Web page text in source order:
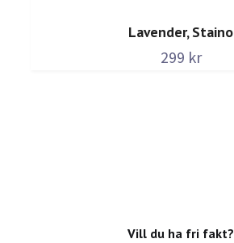
Vill du ha fri fakt?
Lavender, Staino
299 kr